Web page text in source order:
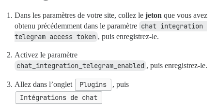
Dans les paramètres de votre site, collez le jeton que vous avez
obtenu précédemment dans le paramètre chat integration
telegram access token , puis enregistrez-le.
Activez le paramètre
chat_integration_telegram_enabled , puis enregistrez-le.
Allez dans l’onglet Plugins , puis
Intégrations de chat